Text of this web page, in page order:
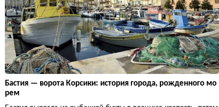
Бастия — ворота Корсики: история города, рожденного мо
рем